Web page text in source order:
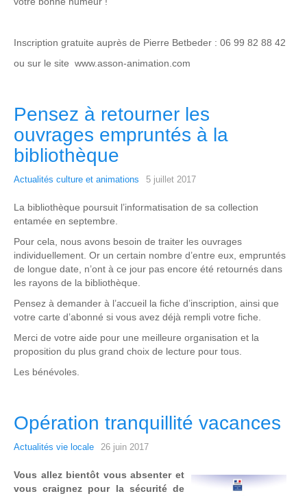
Inscription gratuite auprès de Pierre Betbeder : 06 99 82 88 42
ou sur le site www.asson-animation.com
Pensez à retourner les
ouvrages empruntés à la
bibliothèque
Actualités culture et animations 5 juillet 2017
La bibliothèque poursuit l’informatisation de sa collection
entamée en septembre.
Pour cela, nous avons besoin de traiter les ouvrages
individuellement. Or un certain nombre d’entre eux, empruntés
de longue date, n’ont à ce jour pas encore été retournés dans
les rayons de la bibliothèque.
Pensez à demander à l’accueil la fiche d’inscription, ainsi que
votre carte d’abonné si vous avez déjà rempli votre fiche.
Merci de votre aide pour une meilleure organisation et la
proposition du plus grand choix de lecture pour tous.
Les bénévoles.
Opération tranquillité vacances
Actualités vie locale 26 juin 2017
Vous allez bientôt vous absenter et
vous craignez pour la sécurité de